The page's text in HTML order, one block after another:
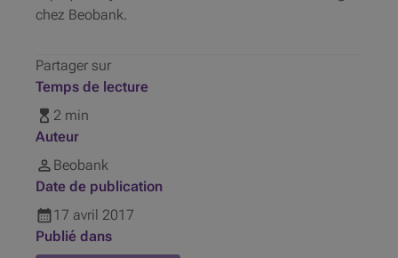
chez Beobank.
Partager sur
Temps de lecture
2 min
Auteur
Beobank
Date de publication
17 avril 2017
Publié dans